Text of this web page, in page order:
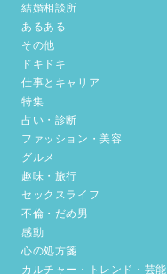
結婚相談所
あるある
その他
ドキドキ
仕事とキャリア
特集
占い・診断
ファッション・美容
グルメ
趣味・旅行
セックスライフ
不倫・だめ男
感動
心の処方箋
カルチャー・トレンド・芸能